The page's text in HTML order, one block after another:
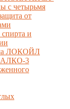
с четырьмя
от
спирта и
ЛОКОЙЛ
3